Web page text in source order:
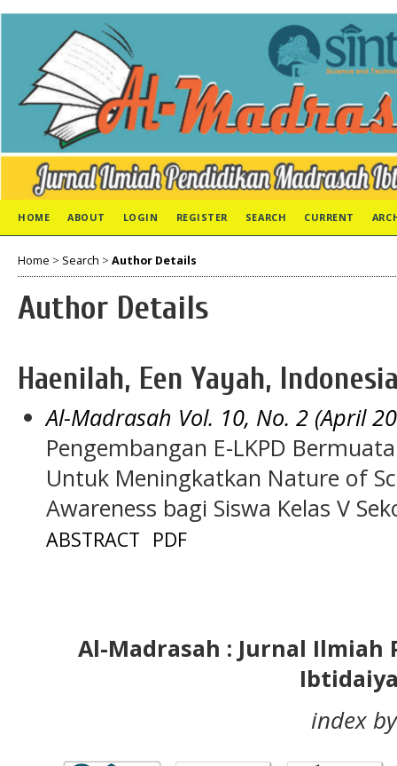
HOME ABOUT LOGIN REGISTER SEARCH CURRENT
Home > Search > Author Details
Author Details
Haenilah, Een Yayah,
Al-Madrasah Vol. 10, No. 2 (April
Pengembangan E-LKPD
Untuk Meningkatkan Nature of
Awareness bagi Siswa Kelas V
ABSTRACT PDF
Al-Madrasah : Jurnal Ilmiah
index